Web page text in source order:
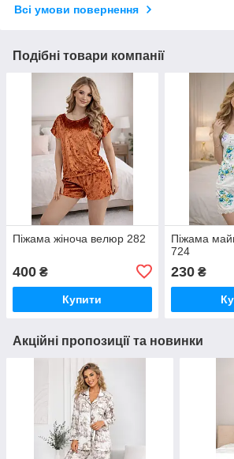
Всі умови повернення
Подібні товари компанії
Піжама жіноча велюр 282
400 ₴
Купити
Піжама
724
230₴
Акційні пропозиції та новинки